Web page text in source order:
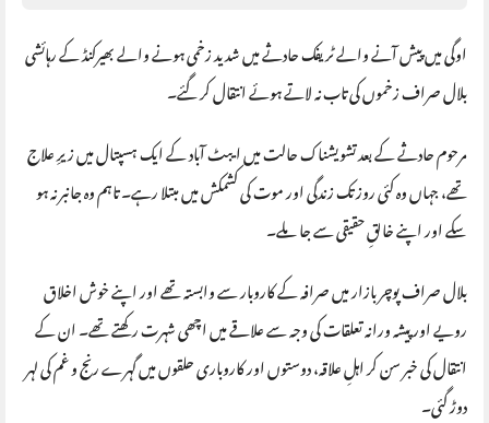
اوگی میں پیش آنے والے ٹریفک حادثے میں شدید زخمی ہونے والے بھیرکنڈ کے رہائشی
بلال صراف زخموں کی تاب نہ لاتے ہوئے انتقال کر گئے۔
مرحوم حادثے کے بعد تشویشناک حالت میں ایبٹ آباد کے ایک ہسپتال میں زیرِ علاج
تھے، جہاں وہ کئی روز تک زندگی اور موت کی کشمکش میں مبتلا رہے۔ تاہم وہ جانبر نہ ہو
سکے اور اپنے خالقِ حقیقی سے جا ملے۔
بلال صراف پوچر بازار میں صرافہ کے کاروبار سے وابستہ تھے اور اپنے خوش اخلاق
رویے اور پیشہ ورانہ تعلقات کی وجہ سے علاقے میں اچھی شہرت رکھتے تھے۔ ان کے
انتقال کی خبر سن کر اہلِ علاقہ، دوستوں اور کاروباری حلقوں میں گہرے رنج و غم کی لہر
دوڑ گئی۔